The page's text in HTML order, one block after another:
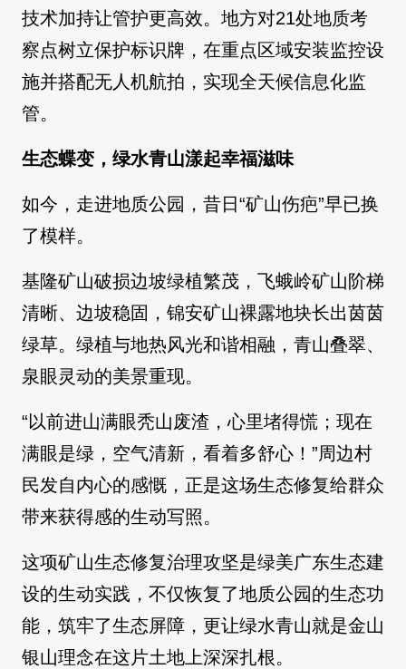
技术加持让管护更高效。地方对21处地质考
察点树立保护标识牌，在重点区域安装监控设
施并搭配无人机航拍，实现全天候信息化监
管。
生态蝶变，绿水青山漾起幸福滋味
如今，走进地质公园，昔日“矿山伤疤”早已换
了模样。
基隆矿山破损边坡绿植繁茂，飞蛾岭矿山阶梯
清晰、边坡稳固，锦安矿山裸露地块长出茵茵
绿草。绿植与地热风光和谐相融，青山叠翠、
泉眼灵动的美景重现。
“以前进山满眼秃山废渣，心里堵得慌；现在
满眼是绿，空气清新，看着多舒心！”周边村
民发自内心的感慨，正是这场生态修复给群众
带来获得感的生动写照。
这项矿山生态修复治理攻坚是绿美广东生态建
设的生动实践，不仅恢复了地质公园的生态功
能，筑牢了生态屏障，更让绿水青山就是金山
银山理念在这片土地上深深扎根。